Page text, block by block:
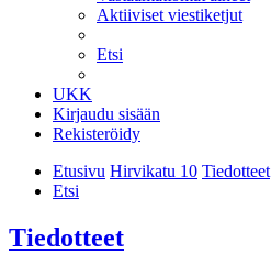
Aktiiviset viestiketjut
Etsi
UKK
Kirjaudu sisään
Rekisteröidy
Etusivu Hirvikatu 10 Tiedotteet
Etsi
Tiedotteet